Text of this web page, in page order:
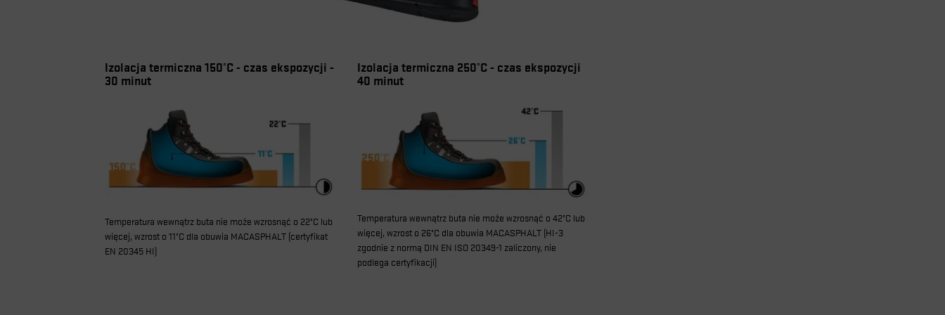
Izolacja termiczna 150°C - czas ekspozycji -
30 minut
Temperatura wewnątrz buta nie może wzrosnąć o 22°C lub
więcej, wzrost o 11°C dla obuwia MACASPHALT (certyfikat
EN 20345 HI)
Izolacja termiczna 250°C - czas ekspozycji
40 minut
Temperatura wewnątrz buta nie może wzrosnąć o 42°C lub
więcej, wzrost o 26°C dla obuwia MACASPHALT (HI-3
zgodnie z normą DIN EN ISO 20349-1 zaliczony, nie
podlega certyfikacji)